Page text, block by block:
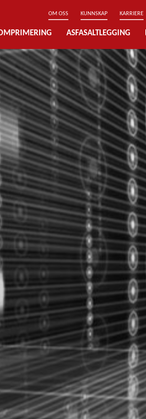
OM OSS KUNNSKAP KARRIERE
ASFASALTLEGGING